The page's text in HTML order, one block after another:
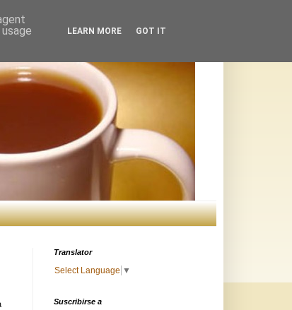
Translator
Select Language ▼
Suscribirse a
LEARN MORE GOT IT